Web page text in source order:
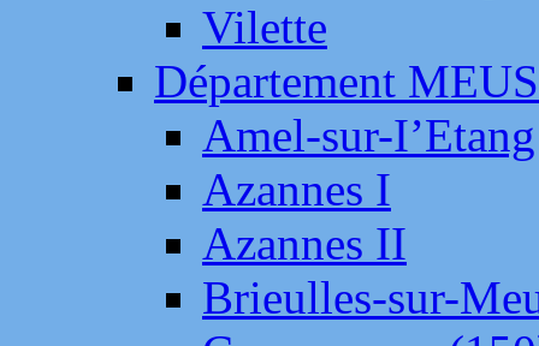
Vilette
Département
Amel-sur-
Azannes I
Azannes II
Brieulles-sur-